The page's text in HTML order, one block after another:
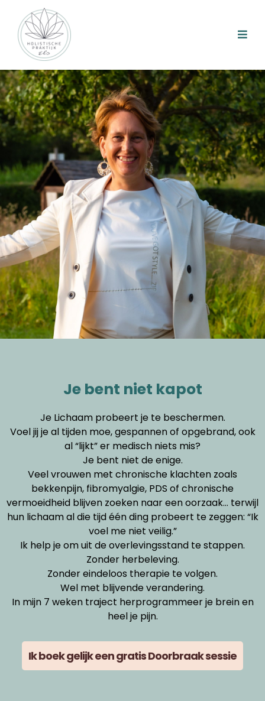
Herprogrammeer je brein en
heel je pijn
in 7 weken
Je bent niet kapot
Je Lichaam probeert je te beschermen.
Voel jij je al tijden moe, gespannen of opgebrand, ook
al “lijkt” er medisch niets mis?
Je bent niet de enige.
Veel vrouwen met chronische klachten zoals
bekkenpijn, fibromyalgie, PDS of chronische
vermoeidheid blijven zoeken naar een oorzaak… terwijl
hun lichaam al die tijd één ding probeert te zeggen: “Ik
voel me niet veilig.”
Ik help je om uit de overlevingsstand te stappen.
Zonder herbeleving.
Zonder eindeloos therapie te volgen.
Wel met blijvende verandering.
In mijn 7 weken traject herprogrammeer je brein en
heel je pijn.
Ik boek gelijk een gratis Doorbraak sessie